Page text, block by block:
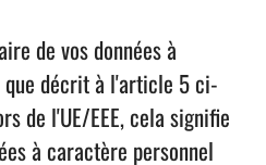
de vos données à
décrit à l'article 5 ci-
de l'UE/EEE, cela signifie
à caractère personnel